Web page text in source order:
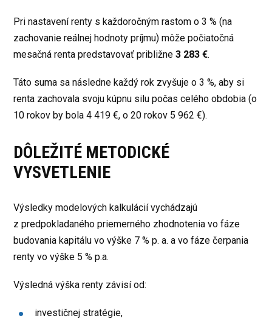
Pri nastavení renty s každoročným rastom o 3 % (na
zachovanie reálnej hodnoty príjmu) môže počiatočná
mesačná renta predstavovať približne3 283 €.
Táto suma sa následne každý rok zvyšuje o 3 %, aby si
renta zachovala svoju kúpnu silu počas celého obdobia (o
10 rokov by bola 4 419 €, o 20 rokov 5 962 €).
DÔLEŽITÉ METODICKÉ
VYSVETLENIE
Výsledky modelových kalkulácií vychádzajú
z predpokladaného priemerného zhodnotenia vo fáze
budovania kapitálu vo výške 7 % p. a. a vo fáze čerpania
renty vo výške 5 % p.a.
Výsledná výška renty závisí od:
investičnej stratégie,